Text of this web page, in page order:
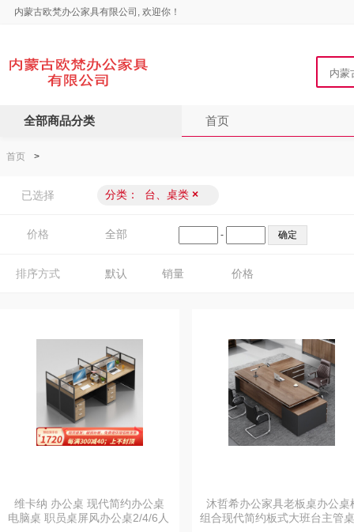
内蒙古欧梵办公家具有限公司, 欢迎你！
全部商品分类 首页
首页 >
已选择 分类： 台、桌类 ×
价格 全部 -
排序方式 默认 销量 价格
维卡纳 办公桌 现代简约办公桌
电脑桌 职员桌屏风办公桌2/4/6人
沐哲希办公家具老板桌办公桌
组合现代简约板式大班台主管桌